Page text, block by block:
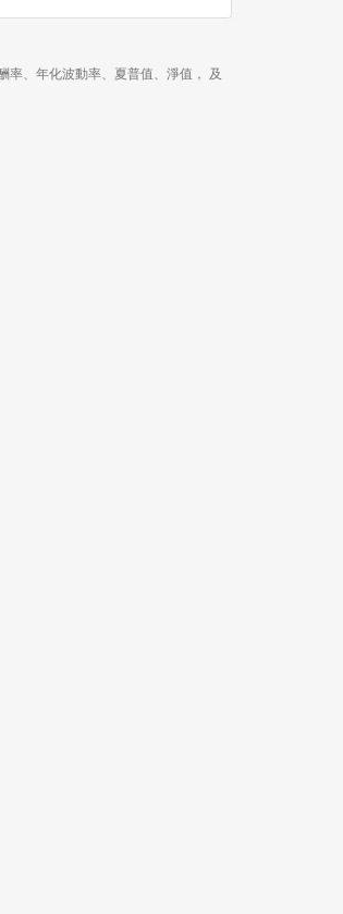
率、年化波動率、夏普值、淨值， 及